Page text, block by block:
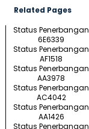
Related Pages
Status Penerbangan
6E6339
Status Penerbangan
AF1518
Status Penerbangan
AA3978
Status Penerbangan
AC4042
Status Penerbangan
AA1426
Status Penerbangan